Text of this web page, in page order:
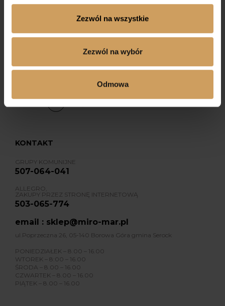
Zezwól na wszystkie
Zezwól na wybór
Odmowa
Dołącz do nas na Facebooku
KONTAKT
GRUPY KOMUNIJNE
507-064-041
ALLEGRO,
ZAKUPY PRZEZ STRONĘ INTERNETOWĄ
503-065-774
email : sklep@miro-mar.pl
ul.Poprzeczna 26, 05-140 Borowa Góra gmina Serock
PONIEDZIAŁEK – 8.00 – 16.00
WTOREK – 8:00 – 16.00
ŚRODA – 8.00 – 16.00
CZWARTEK – 8.00 – 16.00
PIĄTEK – 8.00 – 16.00